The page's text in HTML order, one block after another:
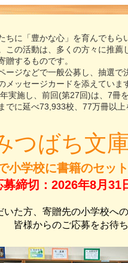
ちに「豊かな心」を育んでも
この活動は、多くの方々に推
贈するものです。
ージなどで一般公募し、抽選で
メッセージカードを添えていま
実施し、前回(第27回)は、7冊
でに延べ73,933校、77万冊以上
つばち文
小学校に書籍のセッ
募締切：2026年8月31
いた方、寄贈先の小学校へ
皆様からのご応募をお待